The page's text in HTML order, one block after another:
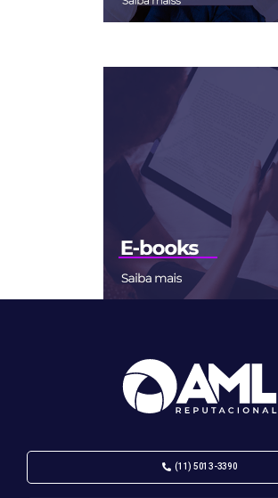
(11) 5013-3390